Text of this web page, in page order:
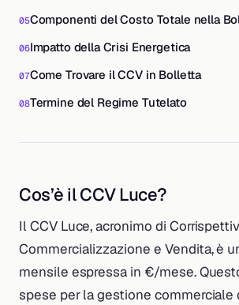
Componenti del Costo Totale nella
Impatto della Crisi Energetica
Come Trovare il CCV in Bolletta
Termine del Regime Tutelato
Cos’è il CCV Luce?
Il CCV Luce, acronimo di
Commercializzazione e Vendita, è
mensile espressa in €/mese.
spese per la gestione